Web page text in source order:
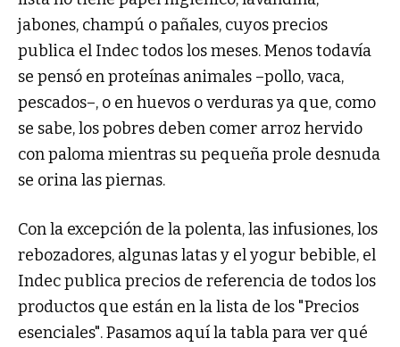
jabones, champú o pañales, cuyos precios
publica el Indec todos los meses. Menos todavía
se pensó en proteínas animales –pollo, vaca,
pescados–, o en huevos o verduras ya que, como
se sabe, los pobres deben comer arroz hervido
con paloma mientras su pequeña prole desnuda
se orina las piernas.
Con la excepción de la polenta, las infusiones, los
rebozadores, algunas latas y el yogur bebible, el
Indec publica precios de referencia de todos los
productos que están en la lista de los "Precios
esenciales". Pasamos aquí la tabla para ver qué